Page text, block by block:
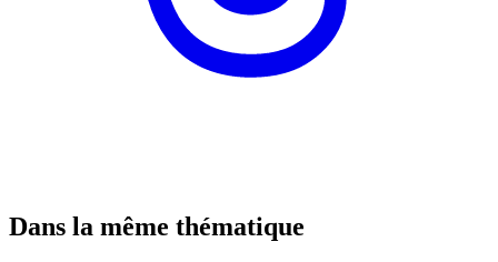
Dans la même thématique